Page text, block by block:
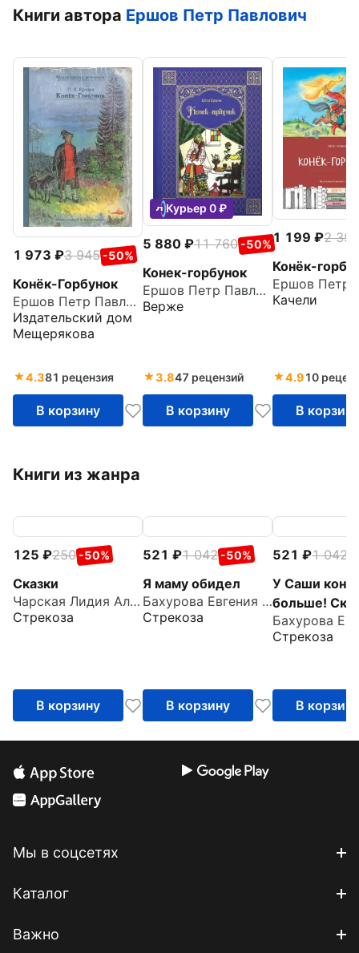
Книги автора Ершов Петр Павлович
1 973 3 945 -50%
Конёк-Горбунок
Ершов Петр Павлович
Издательский дом
Мещерякова
4.381 рецензия
В корзину
Курьер 0 ₽
5 880 11 760 -50%
Конек-горбунок
Ершов Петр Павлович
Верже
3.847 рецензий
В корзину
1 199
2 397
Конёк-
Качели
4.910
В корзину
Книги из жанра
125 250 -50%
Сказки
Чарская Лидия Алексеевна
Стрекоза
В корзину
521 1 042 -50%
Я маму обидел
Бахурова Евгения Петровна
Стрекоза
В корзину
521 1 042
У Саши
больше!
про
малышей
Стрекоза
В корзину
Мы в соцсетях
Каталог
Важно